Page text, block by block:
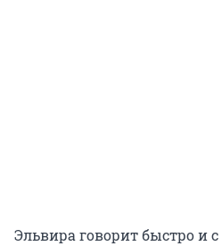
Эльвира говорит быстро и